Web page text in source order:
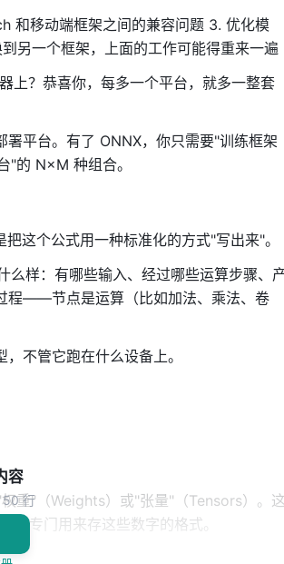
和移动端框架之间的兼容问题 3. 优化模
另一个框架，上面的工作可能得重来一遍
上？恭喜你，每多一个平台，就多一整套
平台。有了 ONNX，你只需要"训练框架
的 N×M 种组合。
这个公式用一种标准化的方式"写出来"。
么样：有哪些输入、经过哪些运算步骤、
程——节点是运算（比如加法、乘法、卷
不管它跑在什么设备上。
重"（Weights）或"张量"（Tensors）。
专门用来存这些数字的格式。
容
50 行